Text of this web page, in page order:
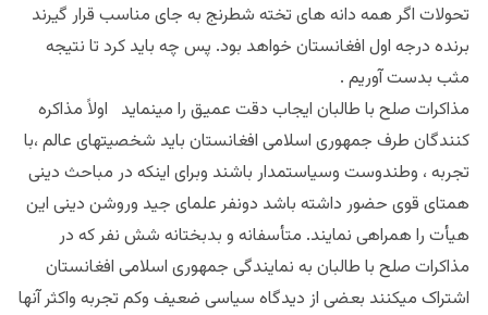
تحولات اگر همه دانه های تخته شطرنج به جای مناسب قرار گیرند
برنده درجه اول افغانستان خواهد بود. پس چه باید کرد تا نتیجه
مثب بدست آوریم .
مذاکرات صلح با طالبان ایجاب دقت عمیق را مینماید اولاً مذاکره
کنندگان طرف جمهوری اسلامی افغانستان باید شخصیتهای عالم ،با
تجربه ، وطندوست وسیاستمدار باشند وبرای اینکه در مباحث دینی
همتای قوی حضور داشته باشد دونفر علمای جید وروشن دینی این
هیأت را همراهی نمایند. متأسفانه و بدبختانه شش نفر که در
مذاکرات صلح با طالبان به نمایندگی جمهوری اسلامی افغانستان
اشتراک میکنند بعضی از دیدگاه سیاسی ضعیف وکم تجربه واکثر آنها